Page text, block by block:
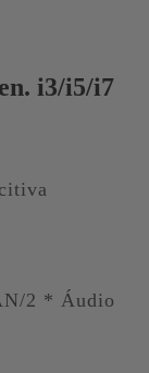
i3/i5/i7
2 * Áudio